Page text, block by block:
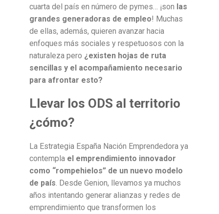
cuarta del país en número de pymes… ¡son las
grandes generadoras de empleo! Muchas
de ellas, además, quieren avanzar hacia
enfoques más sociales y respetuosos con la
naturaleza pero ¿existen hojas de ruta
sencillas y el acompañamiento necesario
para afrontar esto?
Llevar los ODS al territorio
¿cómo?
La Estrategia España Nación Emprendedora ya
contempla el emprendimiento innovador
como “rompehielos” de un nuevo modelo
de país. Desde Genion, llevamos ya muchos
años intentando generar alianzas y redes de
emprendimiento que transformen los